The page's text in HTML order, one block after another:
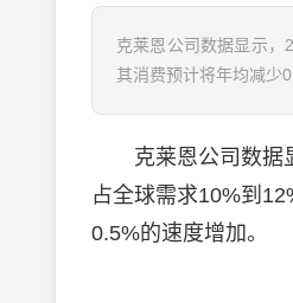
克莱恩公司数据显示，
其消费预计将年均减少
克莱恩公司数据显
占全球需求10%到
0.5%的速度增加。